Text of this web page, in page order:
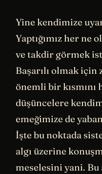
Yine kendimize
Yaptığımız her ne
ve takdir görmek
Başarılı olmak için
önemli bir kısmını
düşüncelere
emeğimize de
İşte bu noktada
algı üzerine
meselesini yani. Bu